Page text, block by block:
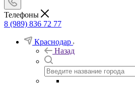
Телефоны
8 (989) 836 72 77
Краснодар
Назад